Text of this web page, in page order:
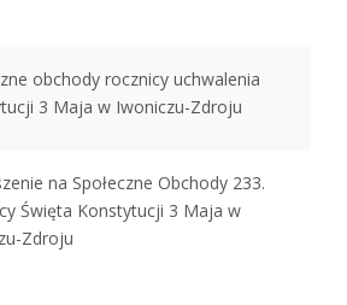
obchody rocznicy uchwalenia
3 Maja w Iwoniczu-Zdroju
na Społeczne Obchody 233.
Święta Konstytucji 3 Maja w
Zdroju